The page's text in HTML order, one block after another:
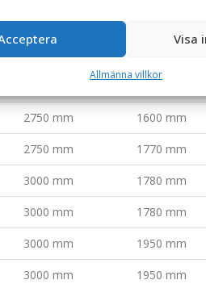
Visa
Allmänna villkor
2550 mm
2550 mm
2750 mm 1600 mm
2750 mm 1770 mm
3000 mm 1780 mm
3000 mm 1780 mm
3000 mm 1950 mm
3000 mm 1950 mm